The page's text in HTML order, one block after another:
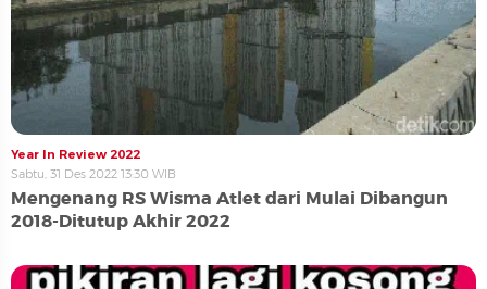
Year In Review 2022
Sabtu, 31 Des 2022 13:30 WIB
Mengenang RS Wisma Atlet dari Mulai Dibangun
2018-Ditutup Akhir 2022